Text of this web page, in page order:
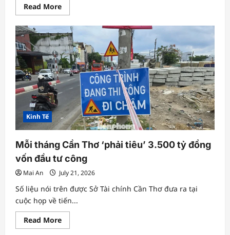
Read MoreRead
more
Đề
xuất
lùi
thời
gian
áp
dụng
hóa
đơn
điện
thêm
6
tháng
từ
Tài
chính
Kinh Tế
Mỗi tháng Cần Thơ ‘phải tiêu’ 3.500 tỷ đồng
vốn đầu tư công
Mai An July 21, 2026
Số liệu nói trên được Sở Tài chính Cần Thơ đưa ra tại
cuộc họp về tiến...
Read MoreRead
more